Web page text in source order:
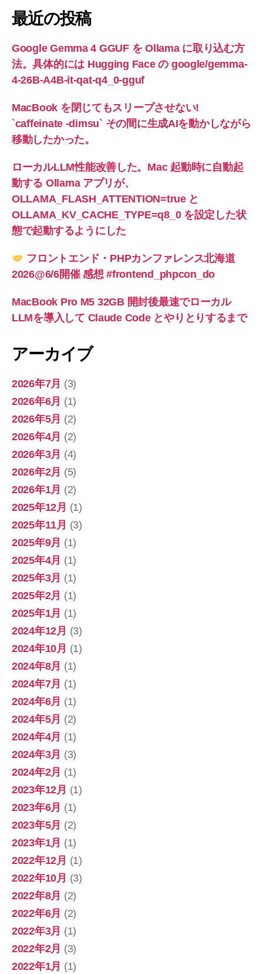
最近の投稿
Google Gemma 4 GGUF を Ollama に取り込む方
法。具体的には Hugging Face の google/gemma-
4-26B-A4B-it-qat-q4_0-gguf
MacBook を閉じてもスリープさせない!
`caffeinate -dimsu` その間に生成AIを動かしながら
移動したかった。
ローカルLLM性能改善した。Mac 起動時に自動起
動する Ollama アプリが、
OLLAMA_FLASH_ATTENTION=true と
OLLAMA_KV_CACHE_TYPE=q8_0 を設定した状
態で起動するようにした
フロントエンド・PHPカンファレンス北海道
2026@6/6開催 感想 #frontend_phpcon_do
MacBook Pro M5 32GB 開封後最速でローカル
LLMを導入して Claude Code とやりとりするまで
アーカイブ
2026年7月 (3)
2026年6月 (1)
2026年5月 (2)
2026年4月 (2)
2026年3月 (4)
2026年2月 (5)
2026年1月 (2)
2025年12月 (1)
2025年11月 (3)
2025年9月 (1)
2025年4月 (1)
2025年3月 (1)
2025年2月 (1)
2025年1月 (1)
2024年12月 (3)
2024年10月 (1)
2024年8月 (1)
2024年7月 (1)
2024年6月 (1)
2024年5月 (2)
2024年4月 (1)
2024年3月 (3)
2024年2月 (1)
2023年12月 (1)
2023年6月 (1)
2023年5月 (2)
2023年1月 (1)
2022年12月 (1)
2022年10月 (3)
2022年8月 (2)
2022年6月 (2)
2022年3月 (1)
2022年2月 (3)
2022年1月 (1)